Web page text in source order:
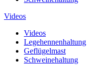
Videos
Videos
Legehennenhaltung
Geflügelmast
Schweinehaltung